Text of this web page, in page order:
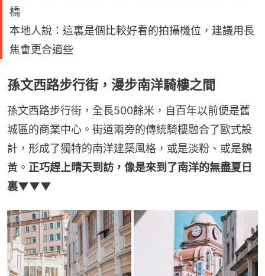
橋
本地人說：這裏是個比較好看的拍攝機位，建議用長
焦會更合適些
孫文西路步行街，漫步南洋騎樓之間
孫文西路步行街，全長500餘米，自百年以前便是舊
城區的商業中心。街道兩旁的傳統騎樓融合了歐式設
計，形成了獨特的南洋建築風格，或是淡粉、或是鵝
黃。 正巧趕上晴天到訪，像是來到了南洋的無盡夏日
裏▼▼▼